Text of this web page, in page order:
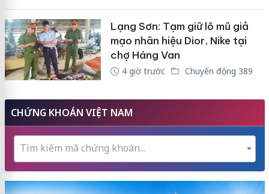
Lạng Sơn: Tạm giữ lô mũ giả
mạo nhãn hiệu Dior, Nike tại
chợ Háng Van
4 giờ trước Chuyển động 389
CHỨNG KHOÁN VIỆT NAM
Tìm kiếm mã chứng khoán...